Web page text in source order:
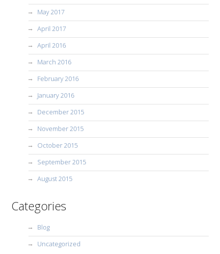
May 2017
April 2017
April 2016
March 2016
February 2016
January 2016
December 2015
November 2015
October 2015
September 2015
August 2015
Categories
Blog
Uncategorized